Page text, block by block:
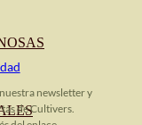
newsletter y
de Cultivers.